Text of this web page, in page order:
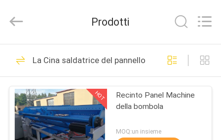
CASA
PRODOTTI
MANIFESTAZIONE
Mesh
Products
All
Reserved.
Cavo Mesh Welding
Machines
101
Prodotti
La Cina saldatrice del pannello reticolare
HOT
Recinto Panel Machine
della bombola
MOQ:un insieme